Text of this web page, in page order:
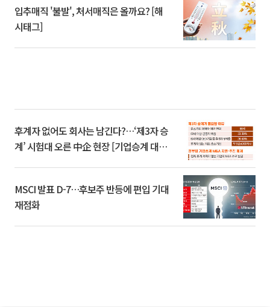
입추매직 '불발', 처서매직은 올까요? [해
시태그]
후계자 없어도 회사는 남긴다?…‘제3자 승
계’ 시험대 오른 中企 현장 [기업승계 대전
MSCI 발표 D-7…후보주 반등에 편입 기대
재점화